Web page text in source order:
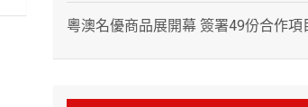
粵澳名優商品展開幕 簽署49份合作項